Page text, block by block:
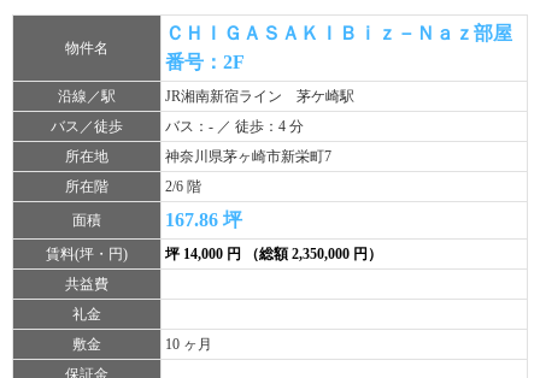
物件名
ＣＨＩＧＡＳＡＫＩＢｉｚ－Ｎａｚ部屋
番号：2F
沿線／駅
JR湘南新宿ライン 茅ケ崎駅
バス／徒歩
バス：- ／ 徒歩：4 分
所在地
神奈川県茅ヶ崎市新栄町7
所在階
2/6 階
面積
167.86 坪
賃料(坪・円)
坪 14,000 円 （総額 2,350,000 円）
共益費
礼金
敷金
10 ヶ月
保証金